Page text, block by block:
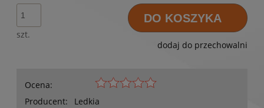
szt.
DO KOSZYKA
dodaj do przechowalni
Ocena:
Producent:
Ledkia